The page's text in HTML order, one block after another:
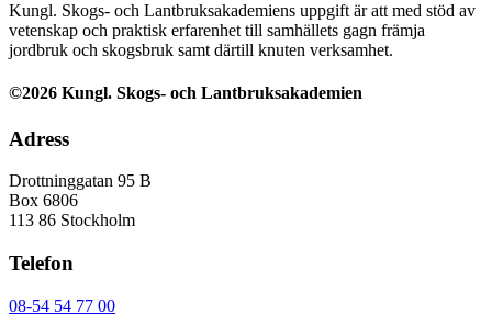
Kungl. Skogs- och Lantbruksakademiens uppgift är att med stöd av
vetenskap och praktisk erfarenhet till samhällets gagn främja
jordbruk och skogsbruk samt därtill knuten verksamhet.
©2026 Kungl. Skogs- och Lantbruksakademien
Adress
Drottninggatan 95 B
Box 6806
113 86 Stockholm
Telefon
08-54 54 77 00